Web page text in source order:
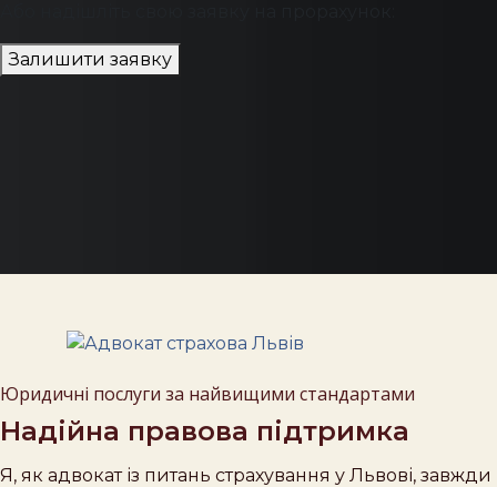
Залишити заявку
Юридичні послуги за найвищими стандартами
Надійна правова підтримка
Я, як адвокат із питань страхування у Львові, завжди